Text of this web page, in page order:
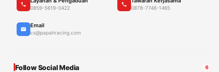
0859-5619-0422 0878-7748-1465
Email
cs@papahracing.com
Follow Social Media 6